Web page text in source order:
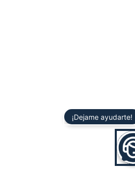
¡Dejame ayudarte!